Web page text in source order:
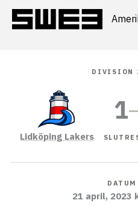
innehåll
DIVISION
Lidköping Lakers
1
DATUM
21 april, 2023